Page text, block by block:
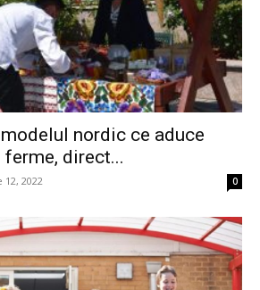
modelul nordic ce aduce
direct...
2022 0